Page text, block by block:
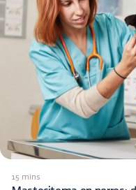
15 mins